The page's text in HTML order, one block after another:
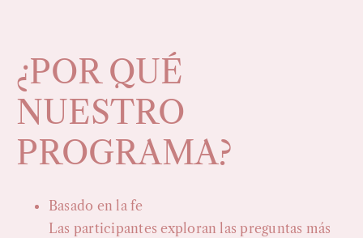
¿POR QUÉ
NUESTRO
PROGRAMA?
Basado en la fe
Las participantes exploran las preguntas más